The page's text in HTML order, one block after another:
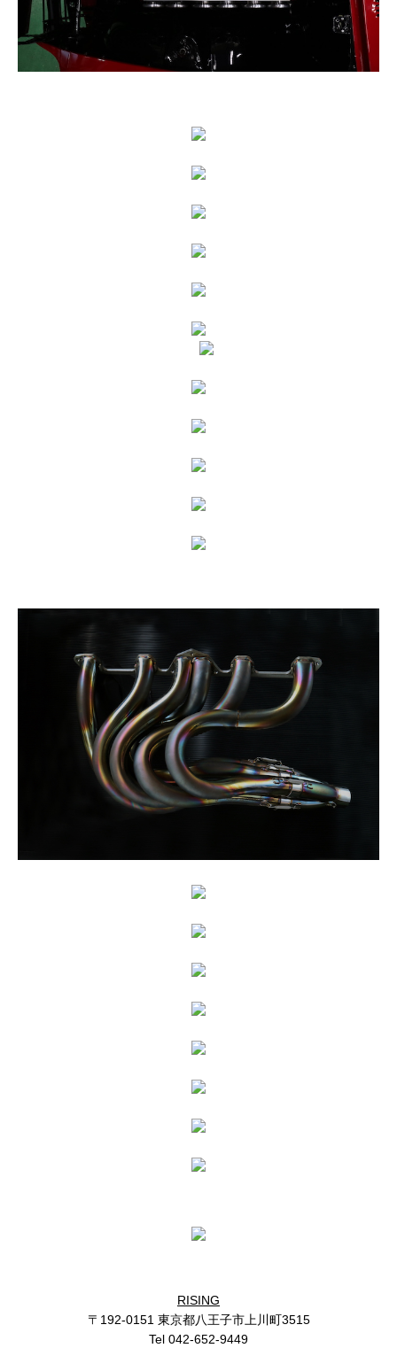
RISING
〒192-0151 東京都八王子市上川町3515
Tel 042-652-9449